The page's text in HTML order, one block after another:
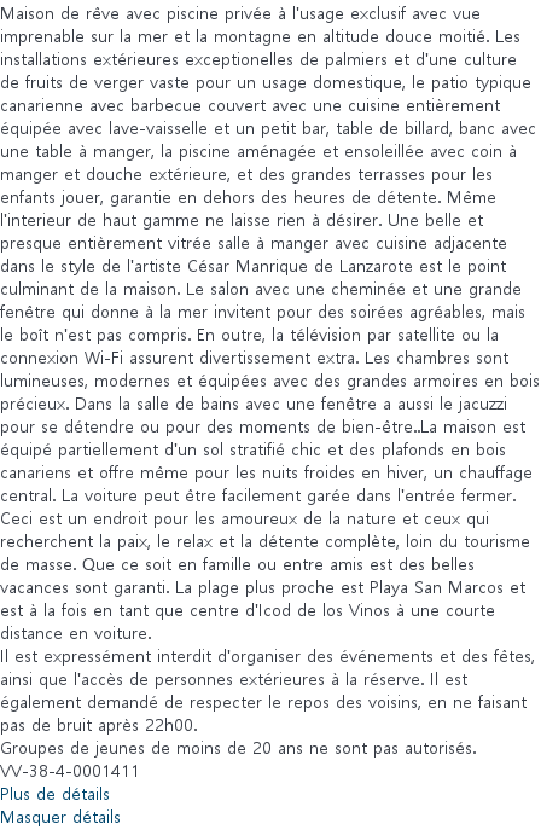
Maison de rêve avec piscine privée à l'usage exclusif avec vue
imprenable sur la mer et la montagne en altitude douce moitié. Les
installations extérieures exceptionelles de palmiers et d'une culture
de fruits de verger vaste pour un usage domestique, le patio typique
canarienne avec barbecue couvert avec une cuisine entièrement
équipée avec lave-vaisselle et un petit bar, table de billard, banc avec
une table à manger, la piscine aménagée et ensoleillée avec coin à
manger et douche extérieure, et des grandes terrasses pour les
enfants jouer, garantie en dehors des heures de détente. Même
l'interieur de haut gamme ne laisse rien à désirer. Une belle et
presque entièrement vitrée salle à manger avec cuisine adjacente
dans le style de l'artiste César Manrique de Lanzarote est le point
culminant de la maison. Le salon avec une cheminée et une grande
fenêtre qui donne à la mer invitent pour des soirées agréables, mais
le boît n'est pas compris. En outre, la télévision par satellite ou la
connexion Wi-Fi assurent divertissement extra. Les chambres sont
lumineuses, modernes et équipées avec des grandes armoires en bois
précieux. Dans la salle de bains avec une fenêtre a aussi le jacuzzi
pour se détendre ou pour des moments de bien-être..La maison est
équipé partiellement d'un sol stratifié chic et des plafonds en bois
canariens et offre même pour les nuits froides en hiver, un chauffage
central. La voiture peut être facilement garée dans l'entrée fermer.
Ceci est un endroit pour les amoureux de la nature et ceux qui
recherchent la paix, le relax et la détente complète, loin du tourisme
de masse. Que ce soit en famille ou entre amis est des belles
vacances sont garanti. La plage plus proche est Playa San Marcos et
est à la fois en tant que centre d'Icod de los Vinos à une courte
distance en voiture.
Il est expressément interdit d'organiser des événements et des fêtes,
ainsi que l'accès de personnes extérieures à la réserve. Il est
également demandé de respecter le repos des voisins, en ne faisant
pas de bruit après 22h00.
Groupes de jeunes de moins de 20 ans ne sont pas autorisés.
VV-38-4-0001411
Plus de détails
Masquer détails